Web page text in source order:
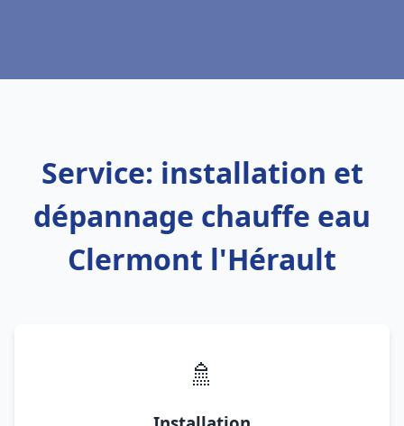
Service: installation et
dépannage chauffe eau
Clermont l'Hérault
🚿